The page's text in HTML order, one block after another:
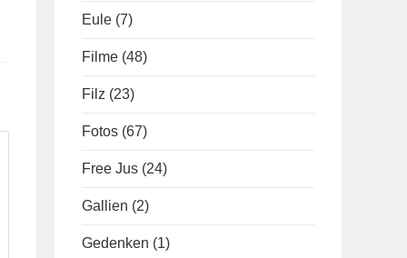
Eule (7)
Filme (48)
Filz (23)
Fotos (67)
Free Jus (24)
Gallien (2)
Gedenken (1)